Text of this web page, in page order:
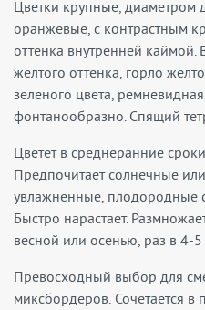
Цветки крупные, диаметром
оранжевые, с контрастным
оттенка внутренней
желтого оттенка, горло
зеленого цвета,
фонтанообразно. Спящий
Цветет в среднеранние
Предпочитает солнечные
увлажненные, плодородные
Быстро нарастает.
весной или осенью, раз в 4-5
Превосходный выбор для
миксбордеров. Сочетается в